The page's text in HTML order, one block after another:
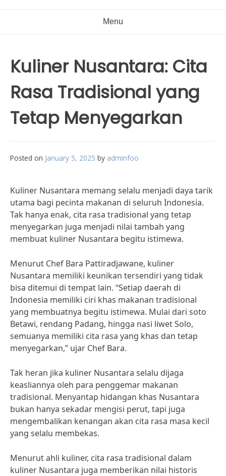
Menu
Kuliner Nusantara: Cita
Rasa Tradisional yang
Tetap Menyegarkan
Posted on January 5, 2025 by adminfoo
Kuliner Nusantara memang selalu menjadi daya tarik
utama bagi pecinta makanan di seluruh Indonesia.
Tak hanya enak, cita rasa tradisional yang tetap
menyegarkan juga menjadi nilai tambah yang
membuat kuliner Nusantara begitu istimewa.
Menurut Chef Bara Pattiradjawane, kuliner
Nusantara memiliki keunikan tersendiri yang tidak
bisa ditemui di tempat lain. “Setiap daerah di
Indonesia memiliki ciri khas makanan tradisional
yang membuatnya begitu istimewa. Mulai dari soto
Betawi, rendang Padang, hingga nasi liwet Solo,
semuanya memiliki cita rasa yang khas dan tetap
menyegarkan,” ujar Chef Bara.
Tak heran jika kuliner Nusantara selalu dijaga
keasliannya oleh para penggemar makanan
tradisional. Menyantap hidangan khas Nusantara
bukan hanya sekadar mengisi perut, tapi juga
mengembalikan kenangan akan cita rasa masa kecil
yang selalu membekas.
Menurut ahli kuliner, cita rasa tradisional dalam
kuliner Nusantara juga memberikan nilai historis